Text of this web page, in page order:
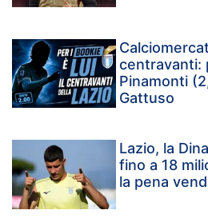
centravanti:
Pinamonti
Gattuso
Lazio, la
fino a 18
la pena